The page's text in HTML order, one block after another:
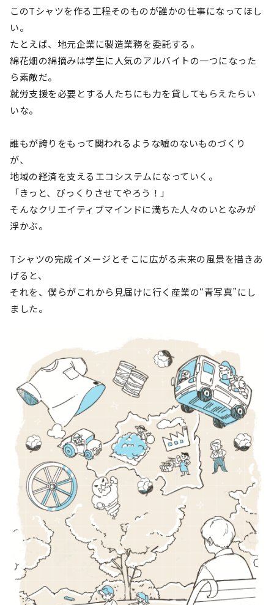
このTシャツを作る工程そのものが誰かの仕事になってほし
い。
たとえば、地元企業に製造業務を委託する。
綿花畑の綿摘みは学生に人気のアルバイトの一つになった
ら素敵だ。
就労支援を必要とする人たちにも力を貸してもらえたらい
いな。
誰もが誇りをもって関われるような嘘のないものづくり
が、
地域の経済を支えるエコシステムになっていく。
「きっと、びっくりさせてやろう！」
そんなクリエイティブマインドに満ちた人々のいとなみが
浮かぶ。
Tシャツの完成イメージとそこに広がる未来の風景を描きあ
げると、
それを、僕らがこれから見届けに行く産業の“青写真”にし
ました。